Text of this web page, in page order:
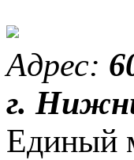
Адрес:
г.
Единый